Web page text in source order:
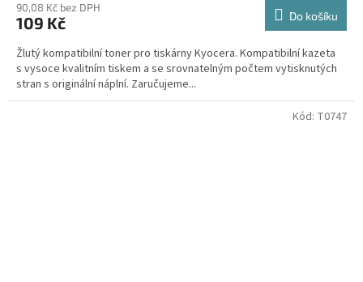
90,08 Kč bez DPH
109 Kč Do košíku
Žlutý kompatibilní toner pro tiskárny Kyocera. Kompatibilní kazeta
s vysoce kvalitním tiskem a se srovnatelným počtem vytisknutých
stran s originální náplní. Zaručujeme...
Kód: T0747